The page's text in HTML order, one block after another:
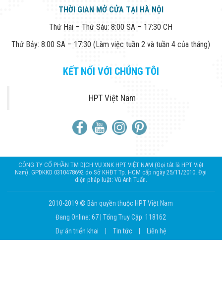
THỜI GIAN MỞ CỬA TẠI HÀ NỘI
Thứ Hai – Thứ Sáu: 8:00 SA – 17:30 CH
Thứ Bảy: 8:00 SA – 17:30 (Làm việc tuần 2 và tuần 4 của tháng)
KẾT NỐI VỚI CHÚNG TÔI
HPT Việt Nam
CÔNG TY CỔ PHẦN TM DỊCH VỤ XNK HPT VIỆT NAM (Gọi tắt là HPT Việt
Nam). GPDKKD 0310478692 do Sở KHĐT Tp. HCM cấp ngày 25/11/2010. Đại
diện pháp luật: Vũ Anh Tuấn.
2010-2019 © Bản quyền thuộc HPT Việt Nam
Đang Online: 67 |Tổng Truy Cập: 118162
Dự án triển khai
Tin tức Liên hệ